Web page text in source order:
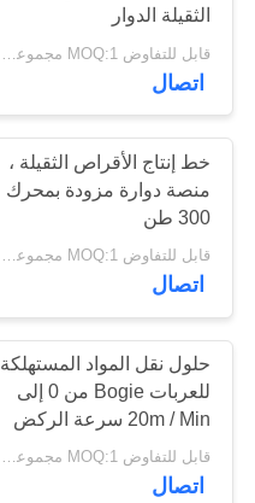
PRIVACY
POLICY
الثقيلة الدوار
قابل للتفاوض MOQ:1 مجموعة/مجموعة
اتصال
خط إنتاج الأقراص الثقيلة ،
منصة دوارة مزودة بمحرك
300 طن
قابل للتفاوض MOQ:1 مجموعة/مجموعة
اتصال
حلول نقل المواد المستهلكة
للعربات Bogie من 0 إلى
20m / Min سرعة الركض
قابل للتفاوض MOQ:1 مجموعة/مجموعة
اتصال